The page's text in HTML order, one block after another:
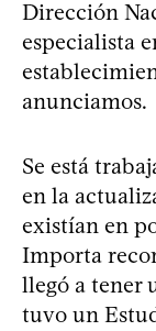
Dirección
especialista
anunciamos.
Se está
en la
existían en
Importa
llegó a tener
tuvo un